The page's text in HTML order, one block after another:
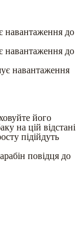
навантаження до
навантаження до
навантаження
його
на цій відстані
підійдуть
повідця до